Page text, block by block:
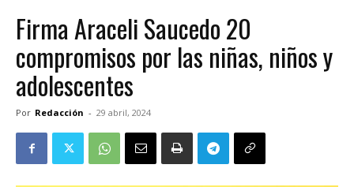
Firma Araceli Saucedo 20
compromisos por las niñas, niños y
adolescentes
Por Redacción - 29 abril, 2024